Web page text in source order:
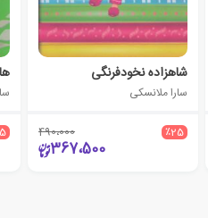
شاهزاده نخودفرنگی
سارا ملانسکی
٪25 490،000
367،500